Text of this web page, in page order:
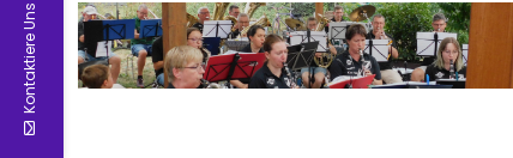
Kontaktiere Uns